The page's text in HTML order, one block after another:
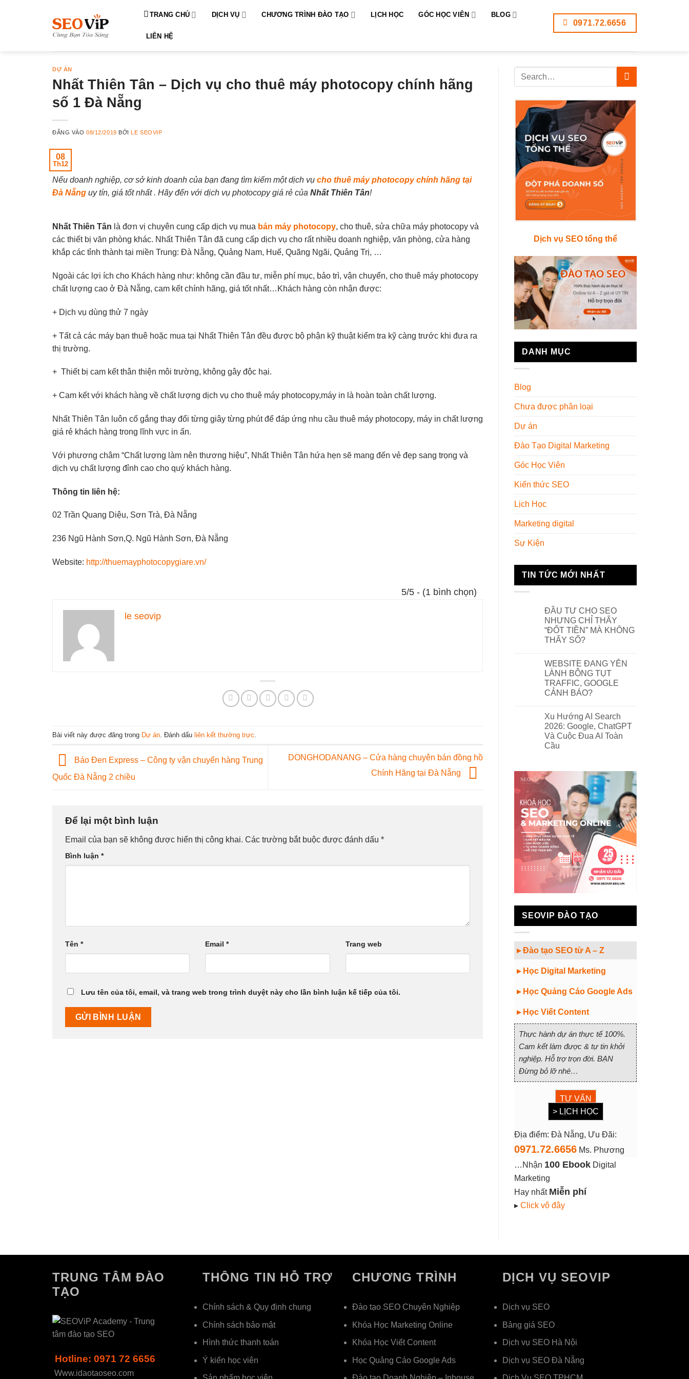
TRANG CHỦ DỊCH VỤ CHƯƠNG TRÌNH ĐÀO TẠO LỊCH HỌC GÓC HỌC VIÊN BLOG
LIÊN HỆ
0971.72.6656
DỰ ÁN
Nhất Thiên Tân – Dịch vụ cho thuê máy photocopy chính hãng
số 1 Đà Nẵng
ĐĂNG VÀO08/12/2019 BỞILE SEOVIP
08
Th12
Nếu doanh nghiệp, cơ sở kinh doanh của bạn đang tìm kiếm một dịch vụ cho thuê máy photocopy chính hãng tại
Đà Nẵng uy tín, giá tốt nhất . Hãy đến với dịch vụ photocopy giá rẻ của Nhất Thiên Tân!
Nhất Thiên Tân là đơn vị chuyên cung cấp dịch vụ mua bán máy photocopy, cho thuê, sửa chữa máy photocopy và
các thiết bị văn phòng khác. Nhất Thiên Tân đã cung cấp dịch vụ cho rất nhiều doanh nghiệp, văn phòng, cửa hàng
khắp các tỉnh thành tại miền Trung: Đà Nẵng, Quảng Nam, Huế, Quãng Ngãi, Quảng Trị, …
Ngoài các lợi ích cho Khách hàng như: không cần đầu tư, miễn phí mục, bảo trì, vận chuyển, cho thuê máy photocopy
chất lượng cao ở Đà Nẵng, cam kết chính hãng, giá tốt nhất…Khách hàng còn nhận được:
+ Dịch vụ dùng thử 7 ngày
+ Tất cả các máy bạn thuê hoặc mua tại Nhất Thiên Tân đều được bộ phận kỹ thuật kiểm tra kỹ càng trước khi đưa ra
thị trường.
+ Thiết bị cam kết thân thiện môi trường, không gây độc hại.
+ Cam kết với khách hàng về chất lượng dịch vụ cho thuê máy photocopy,máy in là hoàn toàn chất lượng.
Nhất Thiên Tân luôn cố gắng thay đổi từng giây từng phút để đáp ứng nhu cầu thuê máy photocopy, máy in chất lượng
giá rẻ khách hàng trong lĩnh vực in ấn.
Với phương châm “Chất lượng làm nên thương hiệu”, Nhất Thiên Tân hứa hẹn sẽ mang đến vẻ đẹp sang trọng và
dịch vụ chất lượng đỉnh cao cho quý khách hàng.
Thông tin liên hệ:
02 Trần Quang Diệu, Sơn Trà, Đà Nẵng
236 Ngũ Hành Sơn,Q. Ngũ Hành Sơn, Đà Nẵng
Website: http://thuemayphotocopygiare.vn/
5/5 - (1 bình chọn)
le seovip
Bài viết này được đăng trong Dự án . Đánh dấu liên kết thường trực
Báo Đen Express – Công ty vận chuyển hàng Trung
Quốc Đà Nẵng 2 chiều
DONGHODANANG – Cửa hàng chuyên bán đồng hồ
Chính Hãng tại Đà Nẵng
Để lại một bình luận
Email của bạn sẽ không được hiển thị công khai. Các trường bắt buộc được đánh dấu *
Bình luận *
Tên * Email* Trang web
Lưu tên của tôi, email, và trang web trong trình duyệt này cho lần bình luận kế tiếp của tôi.
Dịch vụ SEO tổng thể
DANH MỤC
Blog
Chưa được phân loại
Dự án
Đào Tạo Digital Marketing
Góc Học Viên
Kiến thức SEO
Lịch Học
Marketing digital
Sự Kiện
TIN TỨC MỚI NHẤT
ĐẦU TƯ CHO SEO
NHƯNG CHỈ THẤY
“ĐỐT TIỀN” MÀ KHÔNG
THẤY SỐ?
WEBSITE ĐANG YÊN
LÀNH BỖNG TỤT
TRAFFIC, GOOGLE
CẢNH BÁO?
Xu Hướng AI Search
2026: Google, ChatGPT
Và Cuộc Đua AI Toàn
Cầu
SEOVIP ĐÀO TẠO
▸ Đào tạo SEO từ A – Z
▸ Học Digital Marketing
▸ Học Quảng Cáo Google Ads
▸ Học Viết Content
Thực hành dự án thực tế 100%.
Cam kết làm được & tự tin khởi
nghiệp. Hỗ trợ trọn đời. BẠN
Đừng bỏ lỡ nhé…
TƯ VẤN
> LỊCH HỌC
Địa điểm: Đà Nẵng, Ưu Đãi:
0971.72.6656 Ms. Phương
…Nhận 100 Ebook Digital
Marketing
Hay nhất Miễn phí
▸ Click vô đây
TRUNG TÂM ĐÀO
TẠO
Hotline: 0971 72 6656
Www.idaotaoseo.com
THÔNG TIN HỖ TRỢ
Chính sách & Quy định chung
Chính sách bảo mật
Hình thức thanh toán
Ý kiến học viên
CHƯƠNG TRÌNH
Đào tạo SEO Chuyên Nghiệp
Khóa Học Marketing Online
Khóa Học Viết Content
Học Quảng Cáo Google Ads
DỊCH VỤ SEOVIP
Dịch vụ SEO
Bảng giá SEO
Dịch vụ SEO Hà Nội
Dịch vụ SEO Đà Nẵng